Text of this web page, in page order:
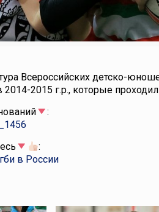
Всероссийских детско-
2014-2015 г.р., которые
:
:
в России